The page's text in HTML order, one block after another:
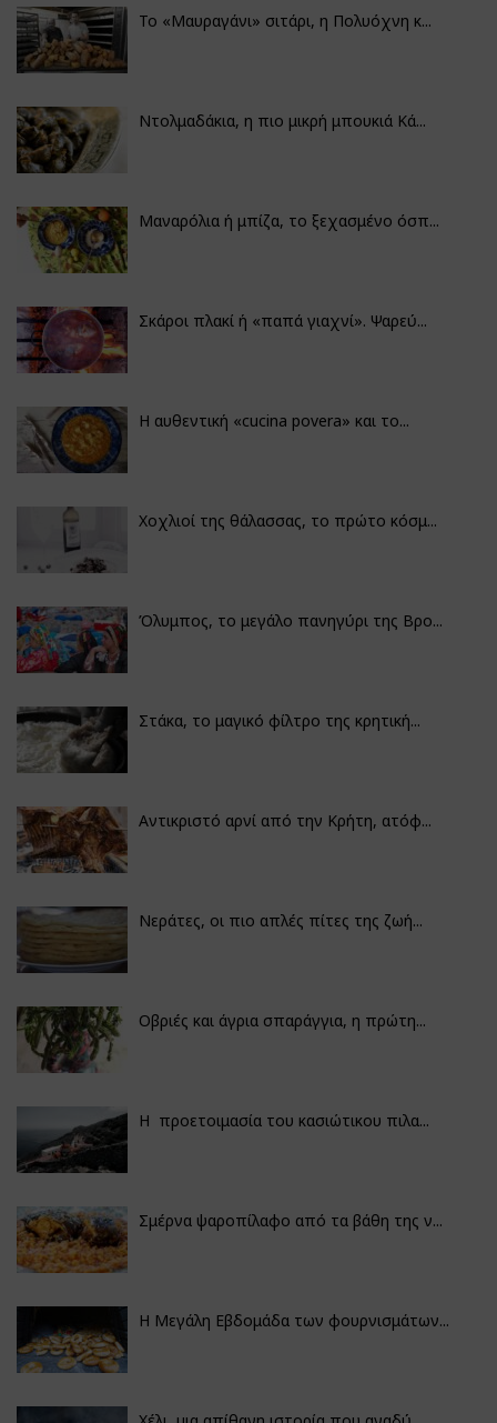
Το «Μαυραγάνι» σιτάρι, η Πολυόχνη κ...
Ντολμαδάκια, η πιο μικρή μπουκιά Κά...
Μαναρόλια ή μπίζα, το ξεχασμένο όσπ...
Σκάροι πλακί ή «παπά γιαχνί». Ψαρεύ...
Η αυθεντική «cucina povera» και το...
Χοχλιοί της θάλασσας, το πρώτο κόσμ...
Όλυμπος, το μεγάλο πανηγύρι της Βρο...
Στάκα, το μαγικό φίλτρο της κρητική...
Αντικριστό αρνί από την Κρήτη, ατόφ...
Νεράτες, οι πιο απλές πίτες της ζωή...
Οβριές και άγρια σπαράγγια, η πρώτη...
Η προετοιμασία του κασιώτικου πιλα...
Σμέρνα ψαροπίλαφο από τα βάθη της ν...
Η Μεγάλη Εβδομάδα των φουρνισμάτων...